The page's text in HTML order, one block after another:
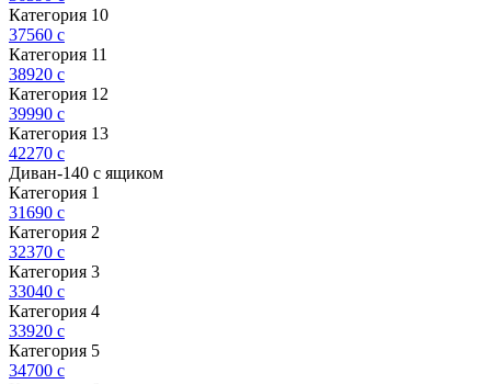
Категория 10
37560 c
Категория 11
38920 c
Категория 12
39990 c
Категория 13
42270 c
Диван-140 с ящиком
Категория 1
31690 c
Категория 2
32370 c
Категория 3
33040 c
Категория 4
33920 c
Категория 5
34700 c